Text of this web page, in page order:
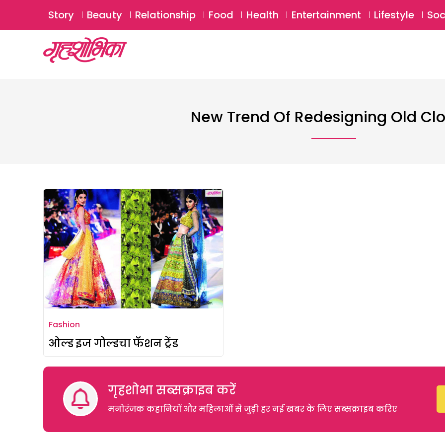
Story Beauty Relationship Food Health Entertainment Lifestyle
New Trend Of Redesigning Old
Fashion
ओल्ड इज गोल्डचा फॅशन ट्रेंड
गृहशोभा सब्सक्राइब करें
मनोरंजक कहानियों और महिलाओं से जुड़ी हर नई खबर के लिए सब्सक्राइब करिए